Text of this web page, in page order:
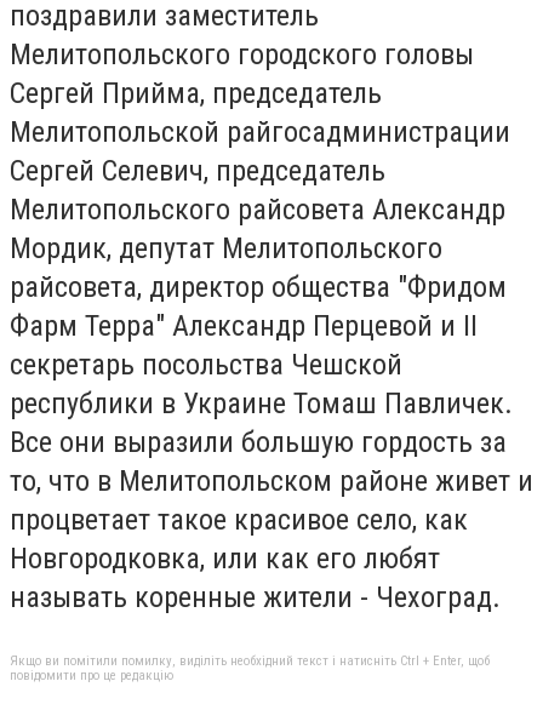
поздравили заместитель
Мелитопольского городского головы
Сергей Прийма, председатель
Мелитопольской райгосадминистрации
Сергей Селевич, председатель
Мелитопольского райсовета Александр
Мордик, депутат Мелитопольского
райсовета, директор общества "Фридом
Фарм Терра" Александр Перцевой и II
секретарь посольства Чешской
республики в Украине Томаш Павличек.
Все они выразили большую гордость за
то, что в Мелитопольском районе живет и
процветает такое красивое село, как
Новгородковка, или как его любят
называть коренные жители - Чехоград.
Якщо ви помітили помилку, виділіть необхідний текст і натисніть Ctrl + Enter, щоб
повідомити про це редакцію